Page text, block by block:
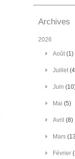
Archives
2026
Août(1)
Juillet
Juin
Mai (5)
Avril (8)
Mars
Février